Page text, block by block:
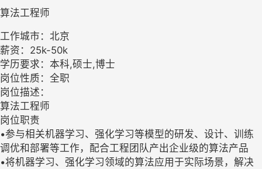
算法工程师
工作城市：北京
薪资：25k-50k
学历要求：本科,硕士,博士
岗位性质：全职
岗位描述：
算法工程师
岗位职责
•参与相关机器学习、强化学习等模型的研发、设计、训练
调优和部署等工作，配合工程团队产出企业级的算法产品
•将机器学习、强化学习领域的算法应用于实际场景，解决